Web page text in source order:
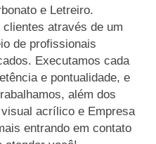
e Letreiro.
através de um
de profissionais
Executamos cada
e pontualidade, e
além dos
acrílico e Empresa
entrando em contato